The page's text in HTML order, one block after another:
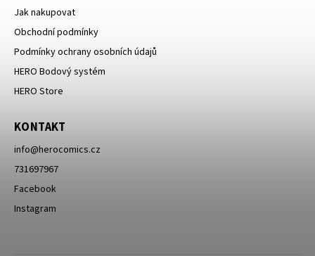
Jak nakupovat
Obchodní podmínky
Podmínky ochrany osobních údajů
HERO Bodový systém
HERO Store
KONTAKT
info@herocomics.cz
731697967
Facebook
Instagram